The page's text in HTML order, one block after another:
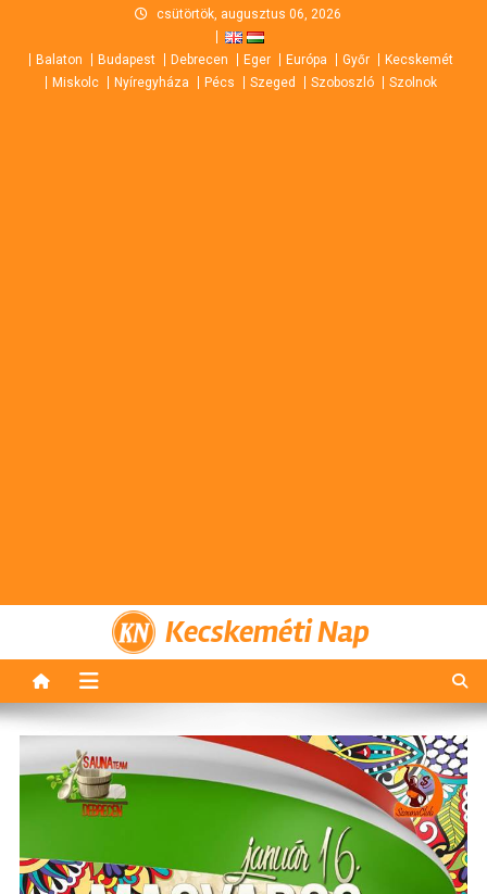
content
csütörtök, augusztus 06, 2026
Balaton Budapest Debrecen Eger Európa Győr
Kecskemét
Miskolc
Nyíregyháza Pécs Szeged Szoboszló Szolnok
Kecskeméti Nap